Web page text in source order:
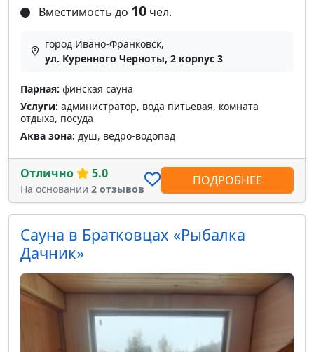
Вместимость до 10 чел.
город Ивано-Франковск,
ул. Куренного Черноты, 2 корпус 3
Парная: финская сауна
Услуги: администратор, вода питьевая, комната
отдыха, посуда
Аква зона: душ, ведро-водопад
Отлично 5.0
На основании 2 отзывов
ПОДРОБНЕЕ
Сауна в Братковцах «Рыбалка
Дачник»